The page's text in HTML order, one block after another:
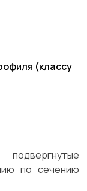
(классу
по сечению